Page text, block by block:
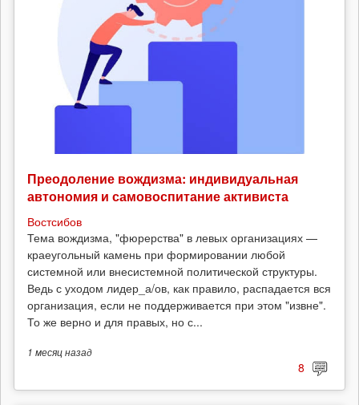
Преодоление вождизма: индивидуальная
автономия и самовоспитание активиста
Востсибов
Тема вождизма, "фюрерства" в левых организациях —
краеугольный камень при формировании любой
системной или внесистемной политической структуры.
Ведь с уходом лидер_а/ов, как правило, распадается вся
организация, если не поддерживается при этом "извне".
То же верно и для правых, но с...
1 месяцназад
8